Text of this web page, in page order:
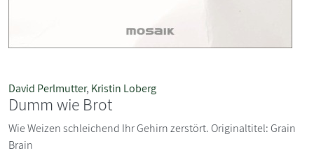
David Perlmutter, Kristin Loberg
Dumm wie Brot
Wie Weizen schleichend Ihr Gehirn zerstört. Originaltitel: Grain
Brain